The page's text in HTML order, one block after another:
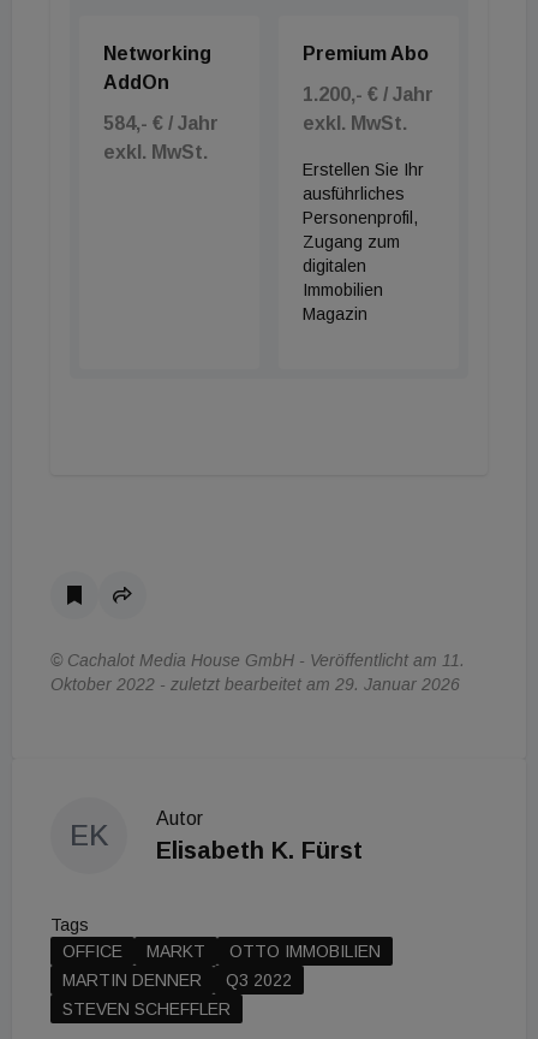
Networking
AddOn
584,- € / Jahr
exkl. MwSt.
Premium Abo
1.200,- € / Jahr
exkl. MwSt.
Erstellen Sie Ihr
ausführliches
Personenprofil,
Zugang zum
digitalen
Immobilien
Magazin
© Cachalot Media House GmbH - Veröffentlicht am 11.
Oktober 2022 - zuletzt bearbeitet am 29. Januar 2026
EK
Autor
Elisabeth K. Fürst
Tags
OFFICE
MARKT
OTTO IMMOBILIEN
MARTIN DENNER
Q3 2022
STEVEN SCHEFFLER